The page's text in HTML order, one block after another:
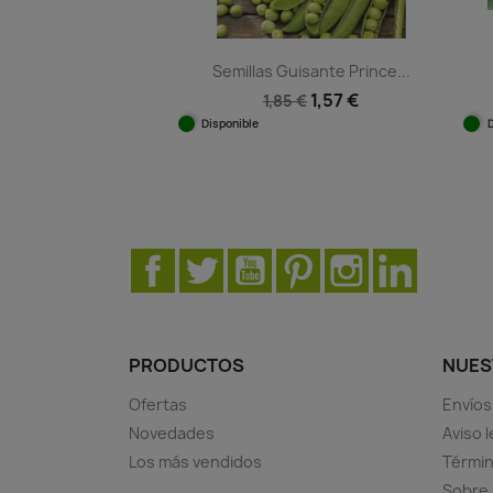
Semillas Guisante Prince...
1,85 € 1,57 €
Disponible
Facebook
Twitter YouTubePinterestInstagram
PRODUCTOS
Ofertas
Novedades
Los más vendidos
Aviso